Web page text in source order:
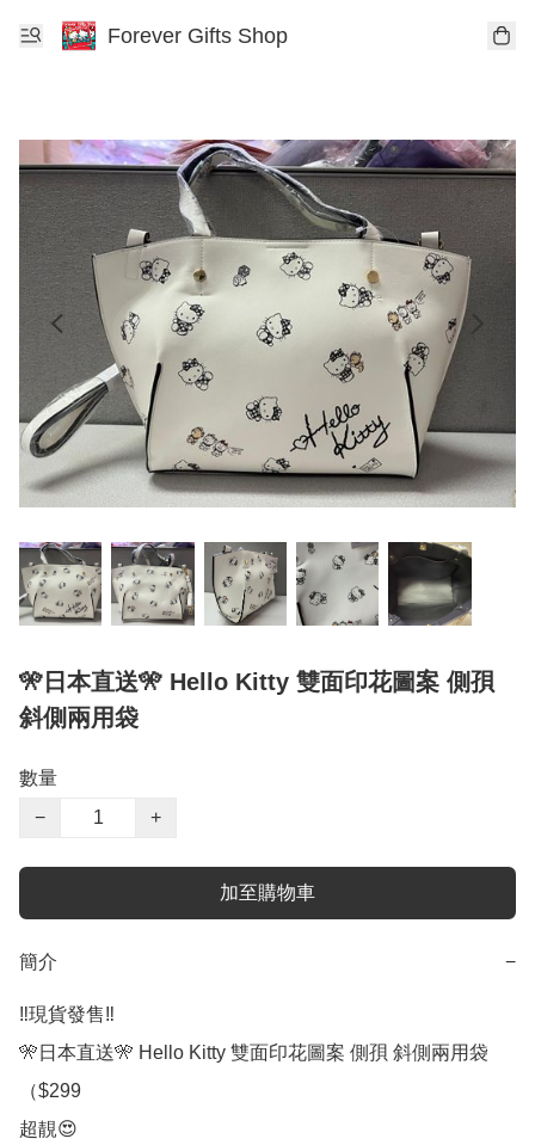
Forever Gifts Shop
🎌日本直送🎌 Hello Kitty 雙面印花圖案 側孭
斜側兩用袋
數量
−
+
加至購物車
簡介 −
‼️現貨發售‼️
🎌日本直送🎌 Hello Kitty 雙面印花圖案 側孭 斜側兩用袋
（$299
超靚😍